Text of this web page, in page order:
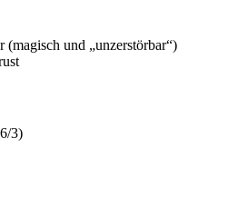
und „unzerstörbar“)
3)